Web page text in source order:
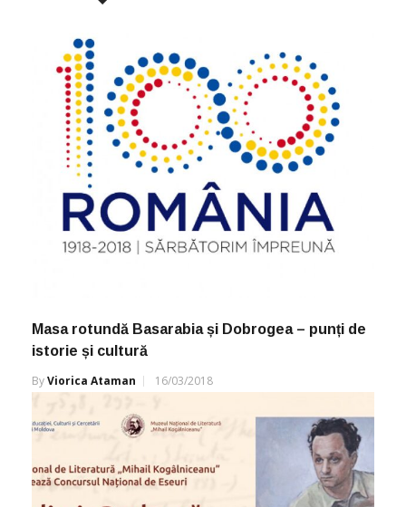
Masa rotundă Basarabia și Dobrogea – punți de
istorie și cultură
ByViorica Ataman 16/03/2018